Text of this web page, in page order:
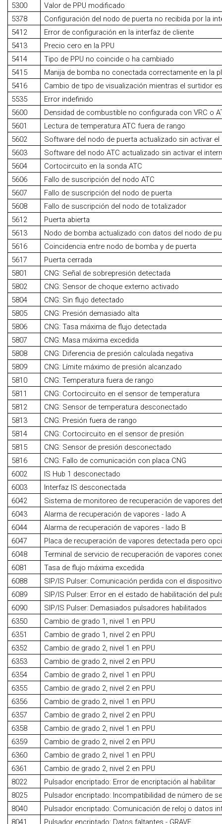
5300
Valor de PPU modificado
5378
Configuración del nodo de puerta no recibida por la
5412
Error de configuración en la interfaz de cliente
5413
Precio cero en la PPU
5414
Tipo de PPU no coincide o ha cambiado
5415
Manija de bomba no conectada correctamente en la
5416
Cambio de tipo de visualización mientras el surtidor
5535
Error indefinido
5600
Densidad de combustible no configurada con VRC o
5601
Lectura de temperatura ATC fuera de rango
5602
Software del nodo de puerta actualizado sin activar
5603
Software del nodo ATC actualizado sin activar el
5604
Cortocircuito en la sonda ATC
5606
Fallo de suscripción del nodo ATC
5607
Fallo de suscripción del nodo de puerta
5608
Fallo de suscripción del nodo de totalizador
5612
Puerta abierta
5613
Nodo de bomba actualizado con datos del nodo de
5616
Coincidencia entre nodo de bomba y de puerta
5617
Puerta cerrada
5801
CNG: Señal de sobrepresión detectada
5802
CNG: Sensor de choque externo activado
5804
CNG: Sin flujo detectado
5805
CNG: Presión demasiado alta
5806
CNG: Tasa máxima de flujo detectada
5807
CNG: Masa máxima excedida
5808
CNG: Diferencia de presión calculada negativa
5809
CNG: Límite máximo de presión alcanzado
5810
CNG: Temperatura fuera de rango
5811
CNG: Cortocircuito en el sensor de temperatura
5812
CNG: Sensor de temperatura desconectado
5813
CNG: Presión fuera de rango
5814
CNG: Cortocircuito en el sensor de presión
5815
CNG: Sensor de presión desconectado
5816
CNG: Fallo de comunicación con placa CNG
6002
IS Hub 1 desconectado
6003
Interfaz IS desconectada
6042
Sistema de monitoreo de recuperación de vapores
6043
Alarma de recuperación de vapores - lado A
6044
Alarma de recuperación de vapores - lado B
6047
Placa de recuperación de vapores detectada pero
6048
Terminal de servicio de recuperación de vapores
6081
Tasa de flujo máxima excedida
6088
SIP/IS Pulser: Comunicación perdida con el
6089
SIP/IS Pulser: Error en el estado de habilitación del
6090
SIP/IS Pulser: Demasiados pulsadores habilitados
6350
Cambio de grado 1, nivel 1 en PPU
6351
Cambio de grado 1, nivel 2 en PPU
6352
Cambio de grado 2, nivel 1 en PPU
6353
Cambio de grado 2, nivel 2 en PPU
6354
Cambio de grado 2, nivel 1 en PPU
6355
Cambio de grado 2, nivel 2 en PPU
6356
Cambio de grado 2, nivel 1 en PPU
6357
Cambio de grado 2, nivel 2 en PPU
6358
Cambio de grado 2, nivel 1 en PPU
6359
Cambio de grado 2, nivel 2 en PPU
6360
Cambio de grado 2, nivel 1 en PPU
6361
Cambio de grado 2, nivel 2 en PPU
8022
Pulsador encriptado: Error de encriptación al habilitar
8025
Pulsador encriptado: Incompatibilidad de número de
8040
Pulsador encriptado: Comunicación de reloj o datos
8041
Pulsador encriptado: Datos faltantes - GRAVE